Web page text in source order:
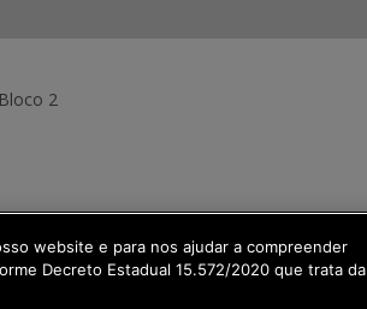
2
Digital
website e para nos ajudar a compreender
Decreto Estadual 15.572/2020 que trata da